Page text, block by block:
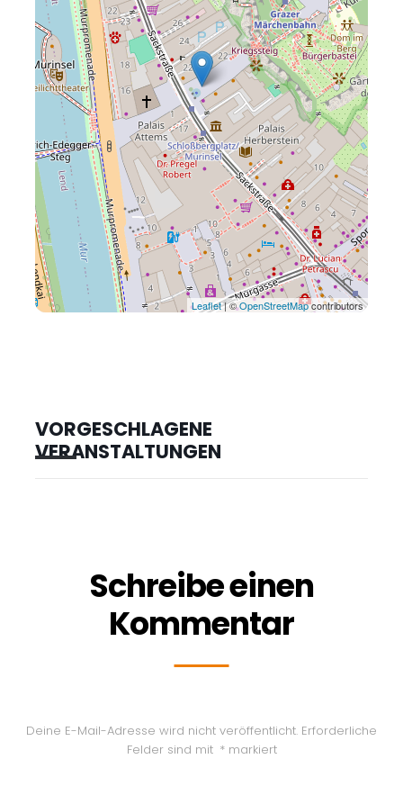
Leaflet| ©OpenStreetMapcontributors
VORGESCHLAGENE
VERANSTALTUNGEN
Schreibe einen
Kommentar
Deine E-Mail-Adresse wird nicht veröffentlicht. Erforderliche
Felder sind mit *markiert